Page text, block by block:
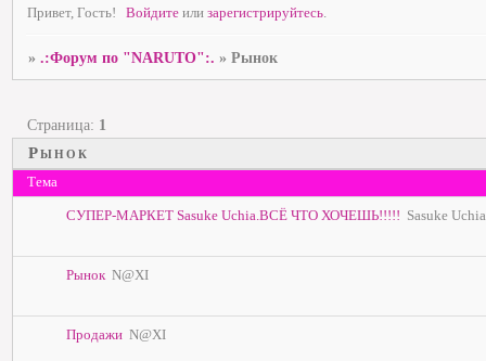
Привет, Гость! Войдите илизарегистрируйтесь.
».:Форум по "NARUTO":. »Рынок
Рынок
Страница: 1
Тема
СУПЕР-МАРКЕТ Sasuke Uchia.ВСЁ ЧТО ХОЧЕШЬ!!!!! Sasuke Uchia
Рынок N@XI
Продажи N@XI